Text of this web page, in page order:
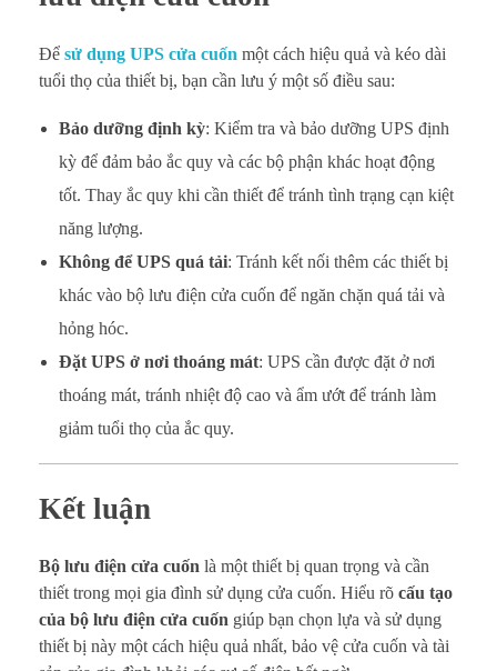
Để sử dụng UPS cửa cuốn một cách hiệu quả và kéo dài
tuổi thọ của thiết bị, bạn cần lưu ý một số điều sau:
Bảo dưỡng định kỳ: Kiểm tra và bảo dưỡng UPS định
kỳ để đảm bảo ắc quy và các bộ phận khác hoạt động
tốt. Thay ắc quy khi cần thiết để tránh tình trạng cạn kiệt
năng lượng.
Không để UPS quá tải: Tránh kết nối thêm các thiết bị
khác vào bộ lưu điện cửa cuốn để ngăn chặn quá tải và
hỏng hóc.
Đặt UPS ở nơi thoáng mát: UPS cần được đặt ở nơi
thoáng mát, tránh nhiệt độ cao và ẩm ướt để tránh làm
giảm tuổi thọ của ắc quy.
Kết luận
Bộ lưu điện cửa cuốn là một thiết bị quan trọng và cần
thiết trong mọi gia đình sử dụng cửa cuốn. Hiểu rõ cấu tạo
của bộ lưu điện cửa cuốn giúp bạn chọn lựa và sử dụng
thiết bị này một cách hiệu quả nhất, bảo vệ cửa cuốn và tài